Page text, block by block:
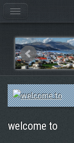
welcome to